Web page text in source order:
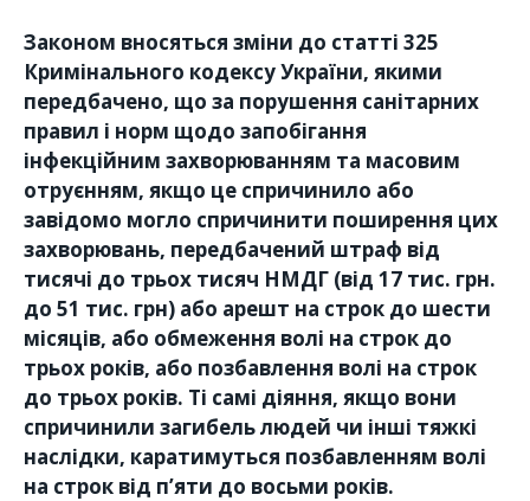
Законом вносяться зміни до статті 325
Кримінального кодексу України, якими
передбачено, що за порушення санітарних
правил і норм щодо запобігання
інфекційним захворюванням та масовим
отруєнням, якщо це спричинило або
завідомо могло спричинити поширення цих
захворювань, передбачений штраф від
тисячі до трьох тисяч НМДГ (від 17 тис. грн.
до 51 тис. грн) або арешт на строк до шести
місяців, або обмеження волі на строк до
трьох років, або позбавлення волі на строк
до трьох років. Ті самі діяння, якщо вони
спричинили загибель людей чи інші тяжкі
наслідки, каратимуться позбавленням волі
на строк від п’яти до восьми років.